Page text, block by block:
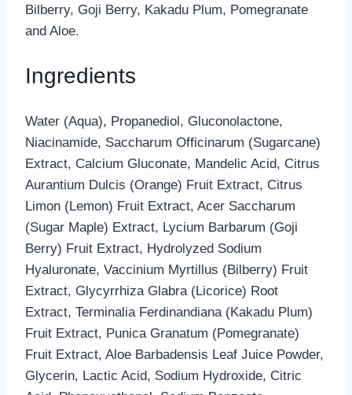
Bilberry, Goji Berry, Kakadu Plum, Pomegranate
and Aloe.
Ingredients
Water (Aqua), Propanediol, Gluconolactone,
Niacinamide, Saccharum Officinarum (Sugarcane)
Extract, Calcium Gluconate, Mandelic Acid, Citrus
Aurantium Dulcis (Orange) Fruit Extract, Citrus
Limon (Lemon) Fruit Extract, Acer Saccharum
(Sugar Maple) Extract, Lycium Barbarum (Goji
Berry) Fruit Extract, Hydrolyzed Sodium
Hyaluronate, Vaccinium Myrtillus (Bilberry) Fruit
Extract, Glycyrrhiza Glabra (Licorice) Root
Extract, Terminalia Ferdinandiana (Kakadu Plum)
Fruit Extract, Punica Granatum (Pomegranate)
Fruit Extract, Aloe Barbadensis Leaf Juice Powder,
Glycerin, Lactic Acid, Sodium Hydroxide, Citric